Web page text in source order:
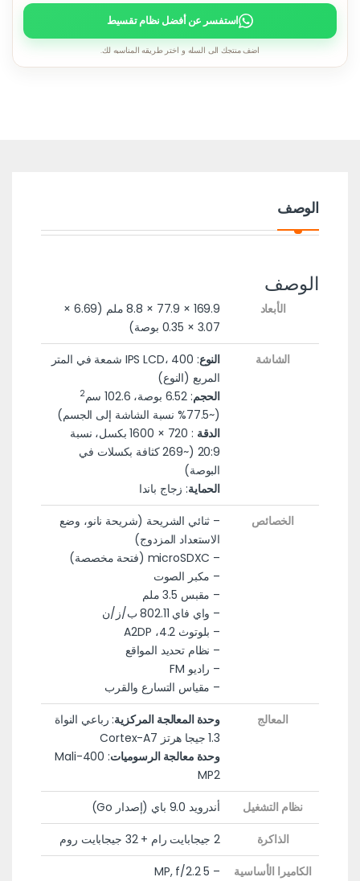
استفسر عن أفضل نظام تقسيط
اضف منتجك الى السله و اختر طريقه المناسبه لك.
الوصف
الوصف
الأبعاد
169.9 × 77.9 × 8.8 ملم (6.69 ×
3.07 × 0.35 بوصة)
الشاشة
النوع
: IPS LCD، 400 شمعة في المتر
المربع (النوع)
الحجم: 6.52 بوصة، 102.6 سم 2
(~77.5% نسبة الشاشة إلى الجسم)
الدقة
: 720 × 1600 بكسل، نسبة
20:9 (~269 كثافة بكسلات في
البوصة)
الحماية: زجاج باندا
الخصائص
– ثنائي الشريحة (شريحة نانو، وضع
الاستعداد المزدوج)
– microSDXC (فتحة مخصصة)
– مكبر الصوت
– مقبس 3.5 ملم
– واي فاي 802.11 ب/ز/ن
– بلوتوث 4.2، A2DP
– نظام تحديد المواقع
– راديو FM
– مقياس التسارع والقرب
المعالج
وحدة المعالجة المركزية: رباعي النواة
1.3 جيجا هرتز Cortex-A7
وحدة معالجة الرسوميات : Mali-400
MP2
نظام التشغيل
أندرويد 9.0 باي (إصدار Go)
الذاكرة
2 جيجابايت رام + 32 جيجابايت روم
الكاميرا الأساسية
– 5 MP, f/2.2